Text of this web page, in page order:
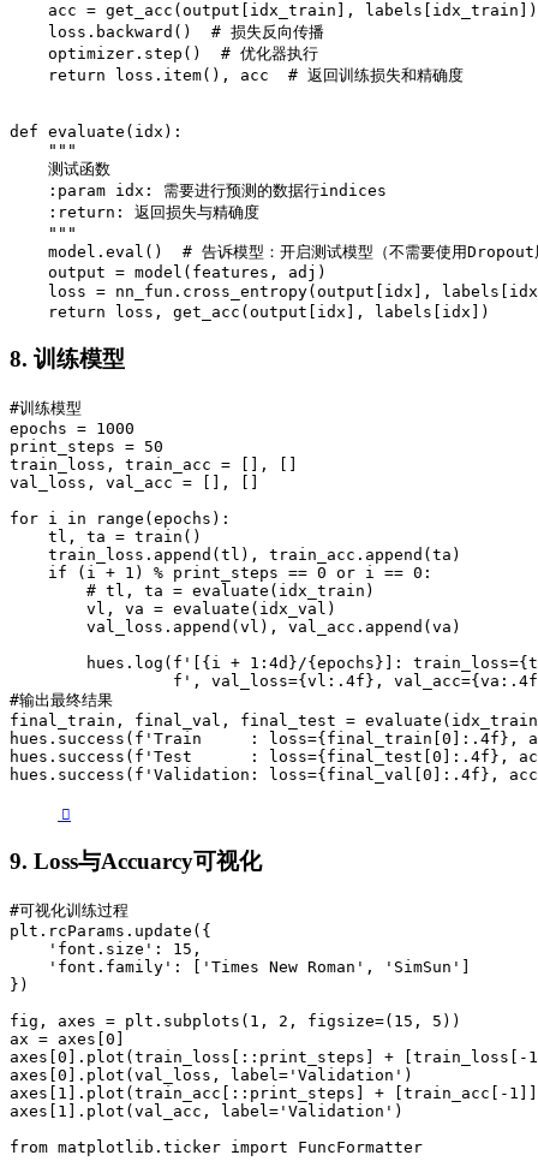
acc = get_acc(output[idx_train], labels[idx_train])
    loss.backward()  # 损失反向传播
    optimizer.step()  # 优化器执行
    return loss.item(), acc  # 返回训练损失和精确度
def evaluate(idx):
    """
    测试函数
    :param idx: 需要进行预测的数据行indices
    :return: 返回损失与精确度
    """
model.eval()  # 告诉模型：开启测试模型（不需要使用Dropout
    output = model(features, adj)
loss = nn_fun.cross_entropy(output[idx],
    return loss, get_acc(output[idx], labels[idx])
8. 训练模型
#训练模型
epochs = 1000
print_steps = 50
train_loss, train_acc = [], []
val_loss, val_acc = [], []
for i in range(epochs):
    tl, ta = train()
    train_loss.append(tl), train_acc.append(ta)
    if (i + 1) % print_steps == 0 or i == 0:
        # tl, ta = evaluate(idx_train)
        vl, va = evaluate(idx_val)
        val_loss.append(vl), val_acc.append(va)
hues.log(f'[{i + 1:4d}/{epochs}]:
f', val_loss={vl:.4f},
#输出最终结果
final_train, final_val, final_test =
hues.success(f'Train     : loss={final_train[0]:.4f},
hues.success(f'Test      : loss={final_test[0]:.4f},
hues.success(f'Validation: loss={final_val[0]:.4f},
9. Loss与Accuarcy可视化
#可视化训练过程
plt.rcParams.update({
    'font.size': 15,
    'font.family': ['Times New Roman', 'SimSun']
})
fig, axes = plt.subplots(1, 2, figsize=(15, 5))
ax = axes[0]
axes[0].plot(train_loss[::print_steps] +
axes[0].plot(val_loss, label='Validation')
axes[1].plot(train_acc[::print_steps] + [train_acc[-
axes[1].plot(val_acc, label='Validation')
from matplotlib.ticker import FuncFormatter